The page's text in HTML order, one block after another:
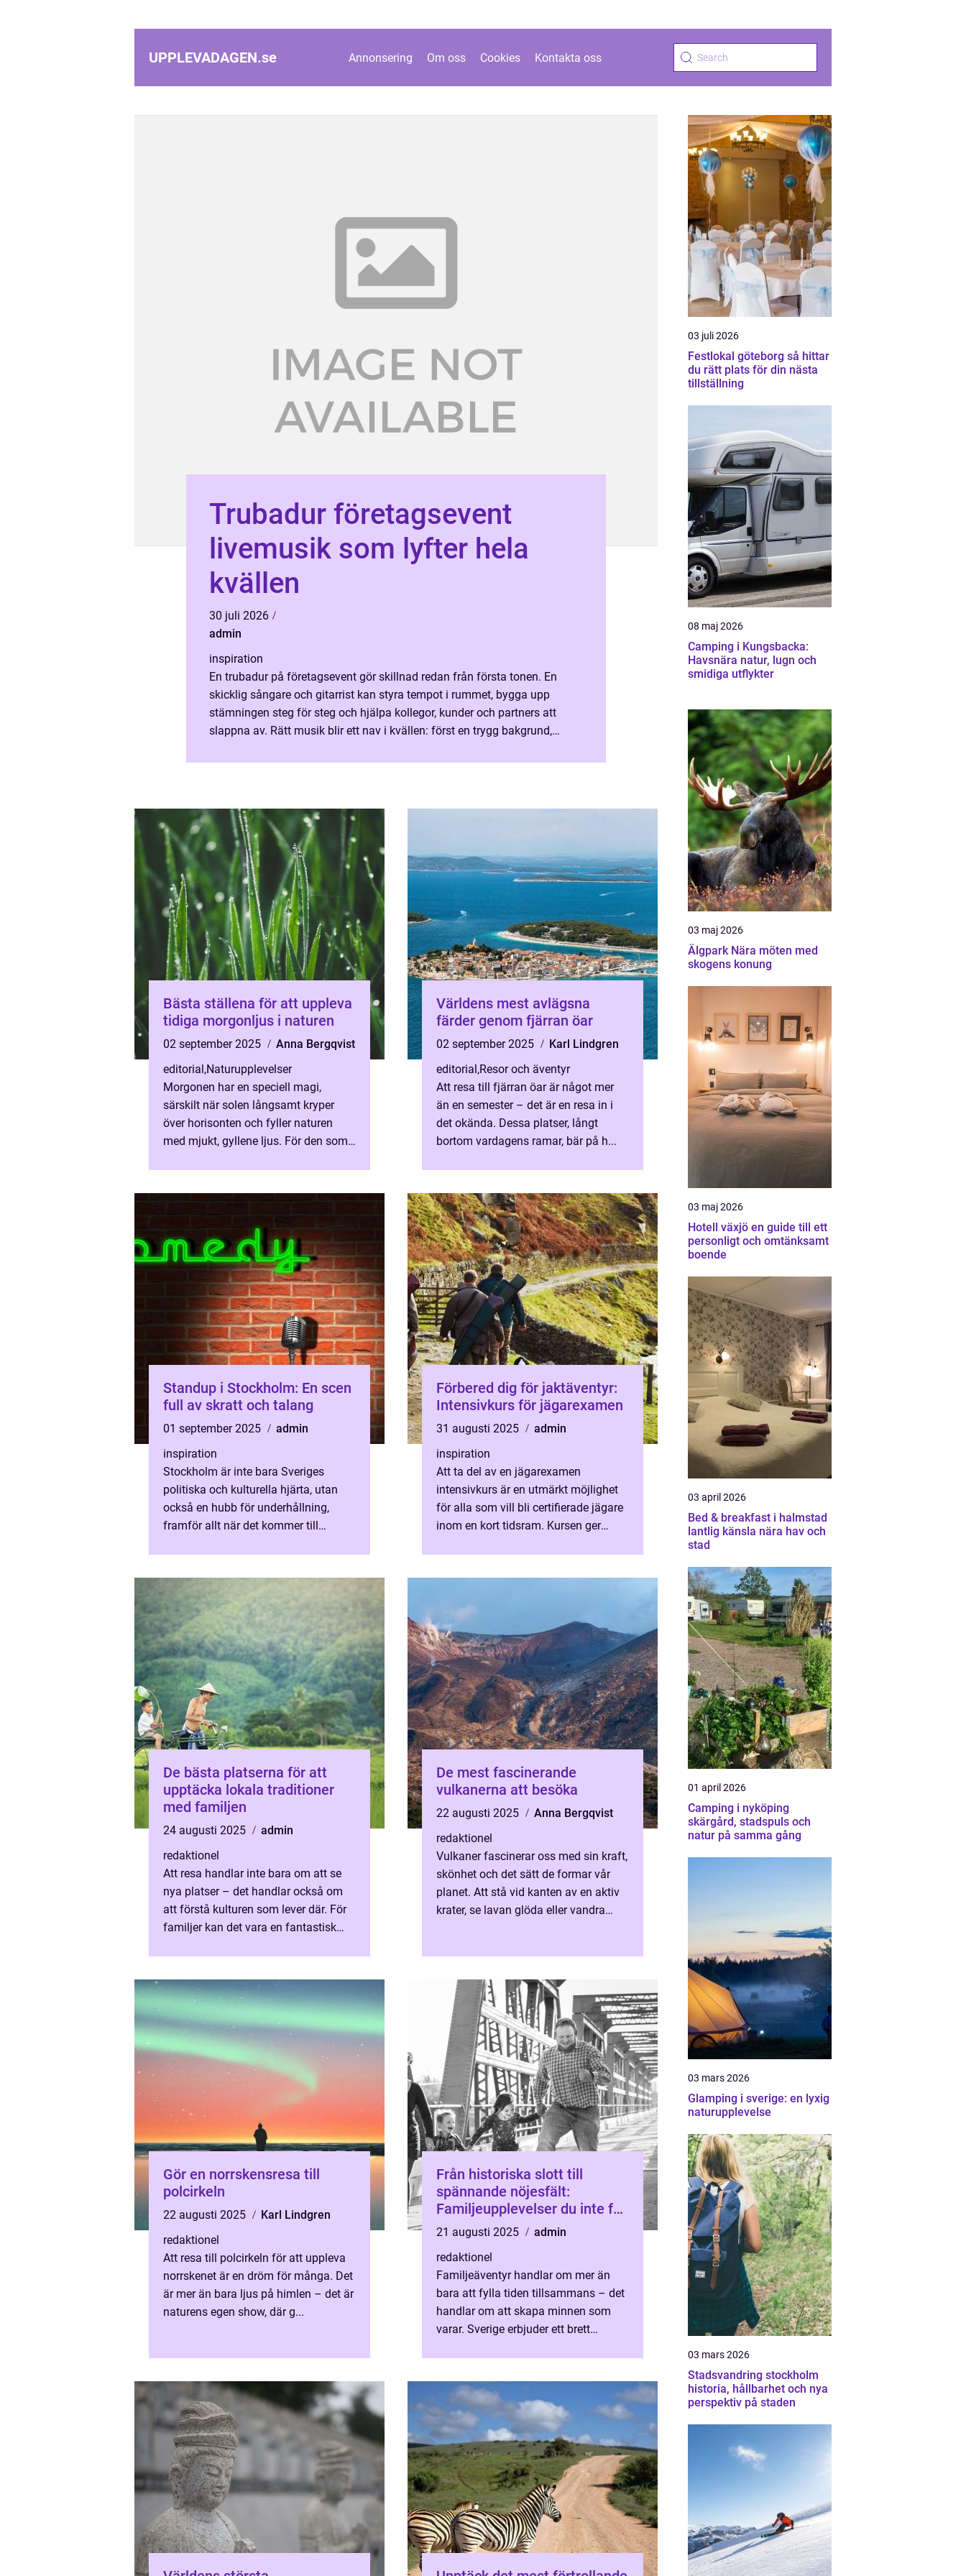
UPPLEVADAGEN.se Annonsering Om oss Cookies Kontakta oss
Trubadur företagsevent
livemusik som lyfter hela
kvällen
30 juli 2026
admin
inspiration
En trubadur på företagsevent gör skillnad redan från första tonen. En
skicklig sångare och gitarrist kan styra tempot i rummet, bygga upp
stämningen steg för steg och hjälpa kollegor, kunder och partners att
slappna av. Rätt musik blir ett nav i kvällen: först en trygg bakgrund,
Bästa ställena för att uppleva
tidiga morgonljus i naturen
02 september 2025
Anna Bergqvist
editorial,Naturupplevelser
Morgonen har en speciell magi,
särskilt när solen långsamt kryper
över horisonten och fyller naturen
med mjukt, gyllene ljus. För den som
Världens mest avlägsna
färder genom fjärran öar
02 september 2025
Karl Lindgren
editorial,Resor och äventyr
Att resa till fjärran öar är något mer
än en semester – det är en resa in i
det okända. Dessa platser, långt
bortom vardagens ramar, bär på h...
Standup i Stockholm: En scen
full av skratt och talang
01 september 2025
admin
inspiration
Stockholm är inte bara Sveriges
politiska och kulturella hjärta, utan
också en hubb för underhållning,
framför allt när det kommer till
Förbered dig för jaktäventyr:
Intensivkurs för jägarexamen
31 augusti 2025
admin
inspiration
Att ta del av en jägarexamen
intensivkurs är en utmärkt möjlighet
för alla som vill bli certifierade jägare
inom en kort tidsram. Kursen ger
De bästa platserna för att
upptäcka lokala traditioner
med familjen
24 augusti 2025
admin
redaktionel
Att resa handlar inte bara om att se
nya platser – det handlar också om
att förstå kulturen som lever där. För
familjer kan det vara en fantastisk
De mest fascinerande
vulkanerna att besöka
22 augusti 2025
Anna Bergqvist
redaktionel
Vulkaner fascinerar oss med sin kraft,
skönhet och det sätt de formar vår
planet. Att stå vid kanten av en aktiv
krater, se lavan glöda eller vandra
Gör en norrskensresa till
polcirkeln
22 augusti 2025
Karl Lindgren
redaktionel
Att resa till polcirkeln för att uppleva
norrskenet är en dröm för många. Det
är mer än bara ljus på himlen – det är
naturens egen show, där g...
Från historiska slott till
spännande nöjesfält:
Familjeupplevelser du inte får
missa
21 augusti 2025
admin
redaktionel
Familjeäventyr handlar om mer än
bara att fylla tiden tillsammans – det
handlar om att skapa minnen som
varar. Sverige erbjuder ett brett
03 juli 2026
Festlokal göteborg så hittar
du rätt plats för din nästa
tillställning
08 maj 2026
Camping i Kungsbacka:
Havsnära natur, lugn och
smidiga utflykter
03 maj 2026
Älgpark Nära möten med
skogens konung
03 maj 2026
Hotell växjö en guide till ett
personligt och omtänksamt
boende
03 april 2026
Bed & breakfast i halmstad
lantlig känsla nära hav och
stad
01 april 2026
Camping i nyköping
skärgård, stadspuls och
natur på samma gång
03 mars 2026
Glamping i sverige: en lyxig
naturupplevelse
03 mars 2026
Stadsvandring stockholm
historia, hållbarhet och nya
perspektiv på staden